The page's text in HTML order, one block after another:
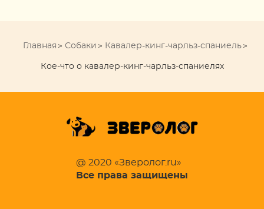
Главная Собаки Кавалер-кинг-чарльз-спаниель
Кое-что о кавалер-кинг-чарльз-спаниелях
@ 2020 «Зверолог.ru»
Все права защищены